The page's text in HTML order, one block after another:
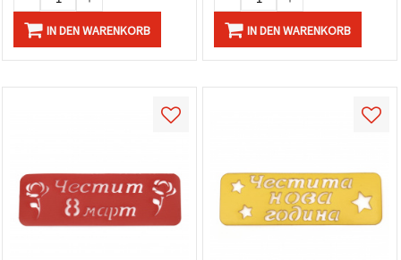
IN DEN WARENKORB IN DEN WARENKORB